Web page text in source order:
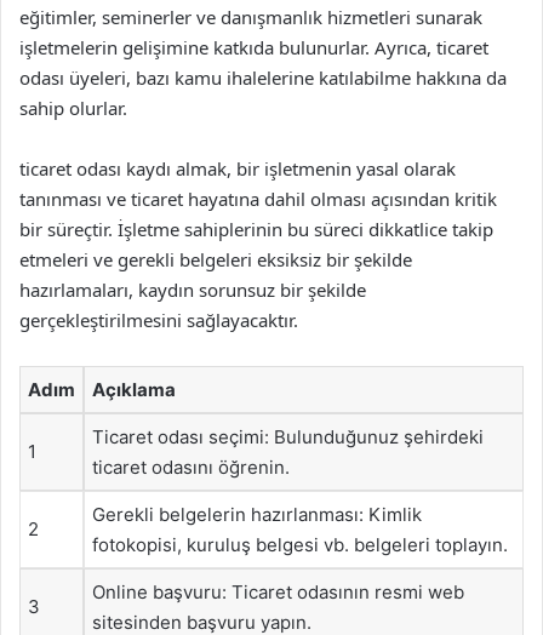
eğitimler, seminerler ve danışmanlık hizmetleri sunarak
işletmelerin gelişimine katkıda bulunurlar. Ayrıca, ticaret
odası üyeleri, bazı kamu ihalelerine katılabilme hakkına da
sahip olurlar.
ticaret odası kaydı almak, bir işletmenin yasal olarak
tanınması ve ticaret hayatına dahil olması açısından kritik
bir süreçtir. İşletme sahiplerinin bu süreci dikkatlice takip
etmeleri ve gerekli belgeleri eksiksiz bir şekilde
hazırlamaları, kaydın sorunsuz bir şekilde
gerçekleştirilmesini sağlayacaktır.
Adım Açıklama
1
Ticaret odası seçimi: Bulunduğunuz şehirdeki
ticaret odasını öğrenin.
2
Gerekli belgelerin hazırlanması: Kimlik
fotokopisi, kuruluş belgesi vb. belgeleri toplayın.
3
Online başvuru: Ticaret odasının resmi web
sitesinden başvuru yapın.